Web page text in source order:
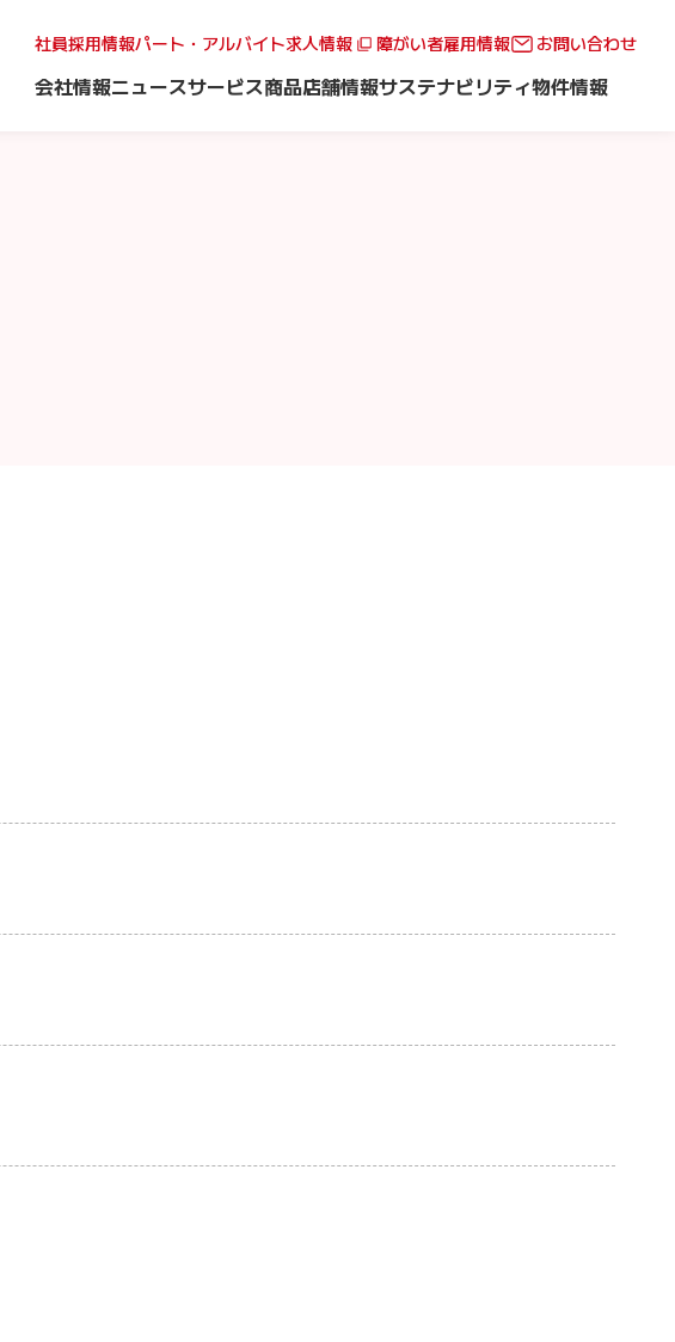
社員採用情報パート・アルバイト求人情報 障がい者雇用情報 お問い合わせ
会社情報ニュースサービス商品店舗情報サステナビリティ物件情報